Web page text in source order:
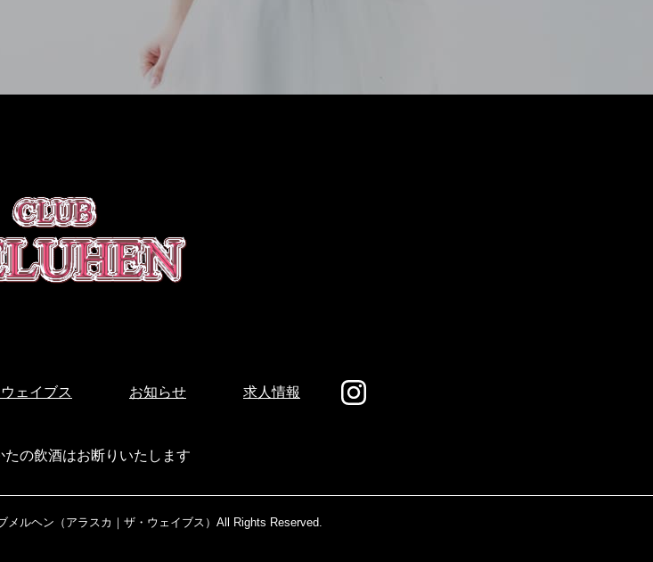
ェイブス お知らせ 求人情報
たの飲酒はお断りいたします
メルヘン（アラスカ｜ザ・ウェイブス） All Rights Reserved.